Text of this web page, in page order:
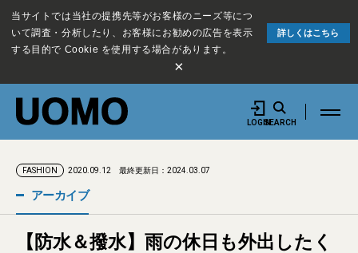
当サイトでは当社の提携先等がお客様のニーズ等につ
いて調査・分析したり、お客様にお勧めの広告を表示
する目的で Cookie を使用する場合があります。
詳しくはこちら
×
LOGINSEARCH
FASHION 2020.09.12 最終更新日：2024.03.07
アーカイブ
【防水＆撥水】雨の休日も外出したく